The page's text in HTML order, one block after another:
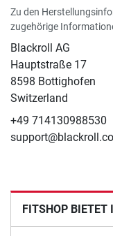
Zu den
zugehörige
Blackroll AG
Hauptstraße 17
8598 Bottighofen
Switzerland
+49 714130988530
FITSHOP BIETET